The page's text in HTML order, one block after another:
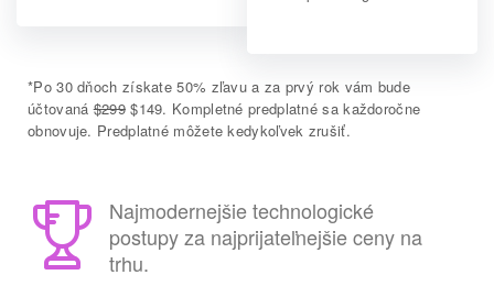
*Po 30 dňoch získate 50% zľavu a za prvý rok vám bude
účtovaná$299$149. Kompletné predplatné sa každoročne
obnovuje. Predplatné môžete kedykoľvek zrušiť.
Najmodernejšie technologické
postupy za najprijateľnejšie ceny na
trhu.